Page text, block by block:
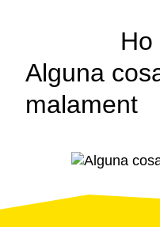
Ho
Alguna
malament